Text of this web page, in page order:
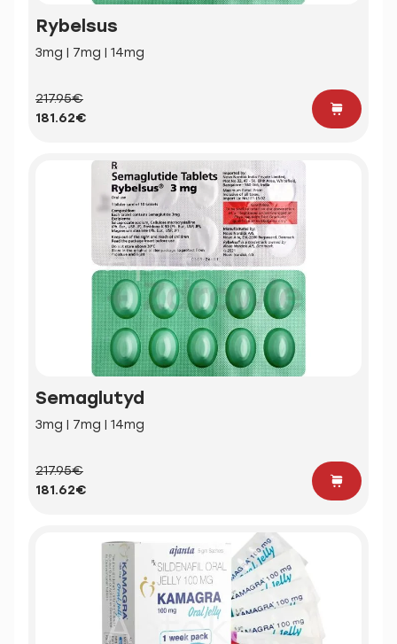
Rybelsus
3mg | 7mg | 14mg
217.95€
181.62€
Semaglutyd
3mg | 7mg | 14mg
217.95€
181.62€